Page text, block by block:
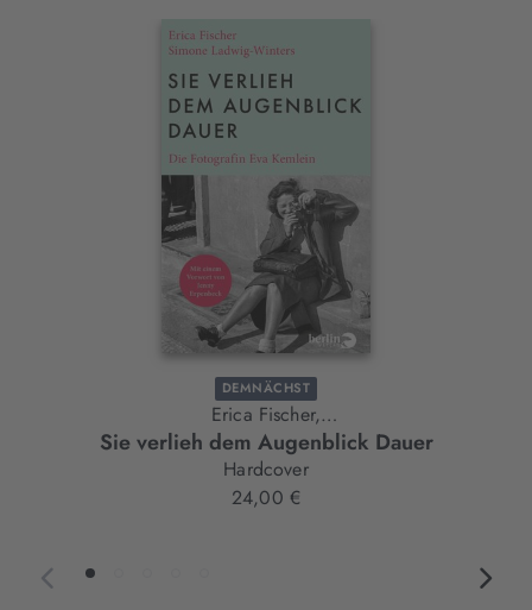
Interaktives
DEMNÄCHST
Erica Fischer,
Simone Ladwig-Winters
Sie verlieh dem Augenblick Dauer
Hardcover
24,00 €